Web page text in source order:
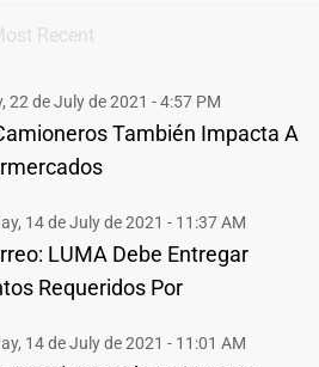
Recent
22 de July de 2021 - 4:57 PM
También Impacta A
14 de July de 2021 - 11:37 AM
LUMA Debe Entregar
Requeridos Por
14 de July de 2021 - 11:01 AM